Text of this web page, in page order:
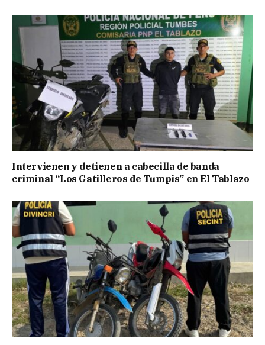
Intervienen y detienen a cabecilla de banda
criminal “Los Gatilleros de Tumpis” en El Tablazo